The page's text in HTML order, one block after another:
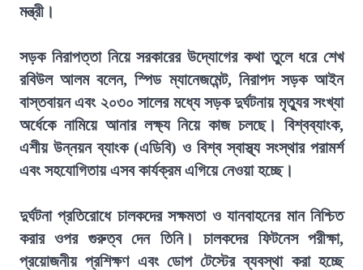
মন্ত্রী।
সড়ক নিরাপত্তা নিয়ে সরকারের উদ্যোগের কথা তুলে ধরে শেখ
রবিউল আলম বলেন, স্পিড ম্যানেজমেন্ট, নিরাপদ সড়ক আইন
বাস্তবায়ন এবং ২০৩০ সালের মধ্যে সড়ক দুর্ঘটনায় মৃত্যুর সংখ্যা
অর্ধেকে নামিয়ে আনার লক্ষ্য নিয়ে কাজ চলছে। বিশ্বব্যাংক,
এশীয় উন্নয়ন ব্যাংক (এডিবি) ও বিশ্ব স্বাস্থ্য সংস্থার পরামর্শ
এবং সহযোগিতায় এসব কার্যক্রম এগিয়ে নেওয়া হচ্ছে।
দুর্ঘটনা প্রতিরোধে চালকদের সক্ষমতা ও যানবাহনের মান নিশ্চিত
করার ওপর গুরুত্ব দেন তিনি। চালকদের ফিটনেস পরীক্ষা,
প্রয়োজনীয় প্রশিক্ষণ এবং ডোপ টেস্টের ব্যবস্থা করা হচ্ছে